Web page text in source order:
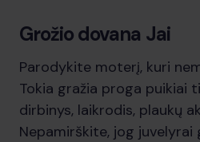
Grožio dovana Jai
Parodykite moterį, kuri
Tokia gražia proga puikiai
dirbinys, laikrodis, plaukų
Nepamirškite, jog